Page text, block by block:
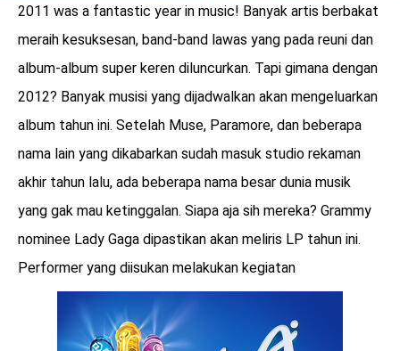
benefit
menarik
2011 was a fantastic year in music! Banyak artis berbakat
meraih kesuksesan, band-band lawas yang pada reuni dan
album-album super keren diluncurkan. Tapi gimana dengan
2012? Banyak musisi yang dijadwalkan akan mengeluarkan
album tahun ini. Setelah Muse, Paramore, dan beberapa
nama lain yang dikabarkan sudah masuk studio rekaman
akhir tahun lalu, ada beberapa nama besar dunia musik
yang gak mau ketinggalan. Siapa aja sih mereka? Grammy
nominee Lady Gaga dipastikan akan meliris LP tahun ini.
Performer yang diisukan melakukan kegiatan